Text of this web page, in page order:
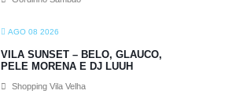
AGO 08 2026
VILA SUNSET – BELO, GLAUCO,
PELE MORENA E DJ LUUH
Shopping Vila Velha